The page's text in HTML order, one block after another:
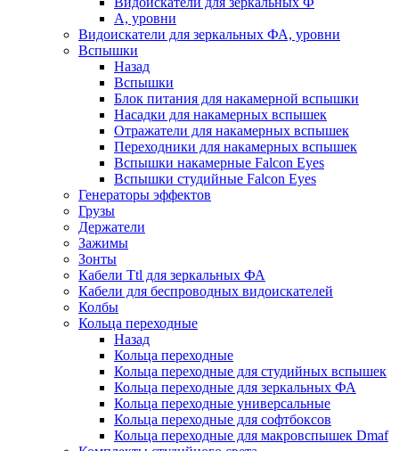
А, уровни
Видоискатели для зеркальных ФА, уровни
Вспышки
Назад
Вспышки
Блок питания для накамерной вспышки
Насадки для накамерных вспышек
Отражатели для накамерных вспышек
Переходники для накамерных вспышек
Вспышки накамерные Falcon Eyes
Вспышки студийные Falcon Eyes
Генераторы эффектов
Грузы
Держатели
Зажимы
Зонты
Кабели Ttl для зеркальных ФА
Кабели для беспроводных видоискателей
Колбы
Кольца переходные
Назад
Кольца переходные
Кольца переходные для студийных вспышек
Кольца переходные для зеркальных ФА
Кольца переходные универсальные
Кольца переходные для софтбоксов
Кольца переходные для макровспышек Dmaf